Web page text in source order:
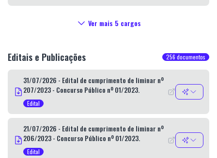
Ver mais 5 cargos
Editais e Publicações 256 documentos
31/07/2026 - Edital de cumprimento de liminar nº
207/2023 - Concurso Público nº 01/2023.
Edital
21/07/2026 - Edital de cumprimento de liminar nº
206/2023 - Concurso Público nº 01/2023.
Edital